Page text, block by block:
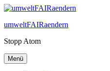
Zum
springen
umweltFAIRaendern
Stopp Atom
Menü